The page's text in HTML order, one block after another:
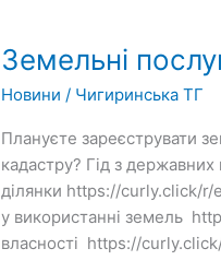
Земельні
Новини / Чигиринська ТГ
Плануєте зареєструвати
кадастру? Гід з
ділянки https://curly.click/
у використанні земель
власності https://
на